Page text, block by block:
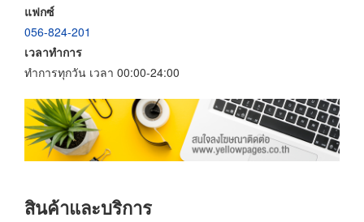
แฟกซ์
056-824-201
เวลาทำการ
ทำการทุกวัน เวลา 00:00-24:00
สินค้าและบริการ